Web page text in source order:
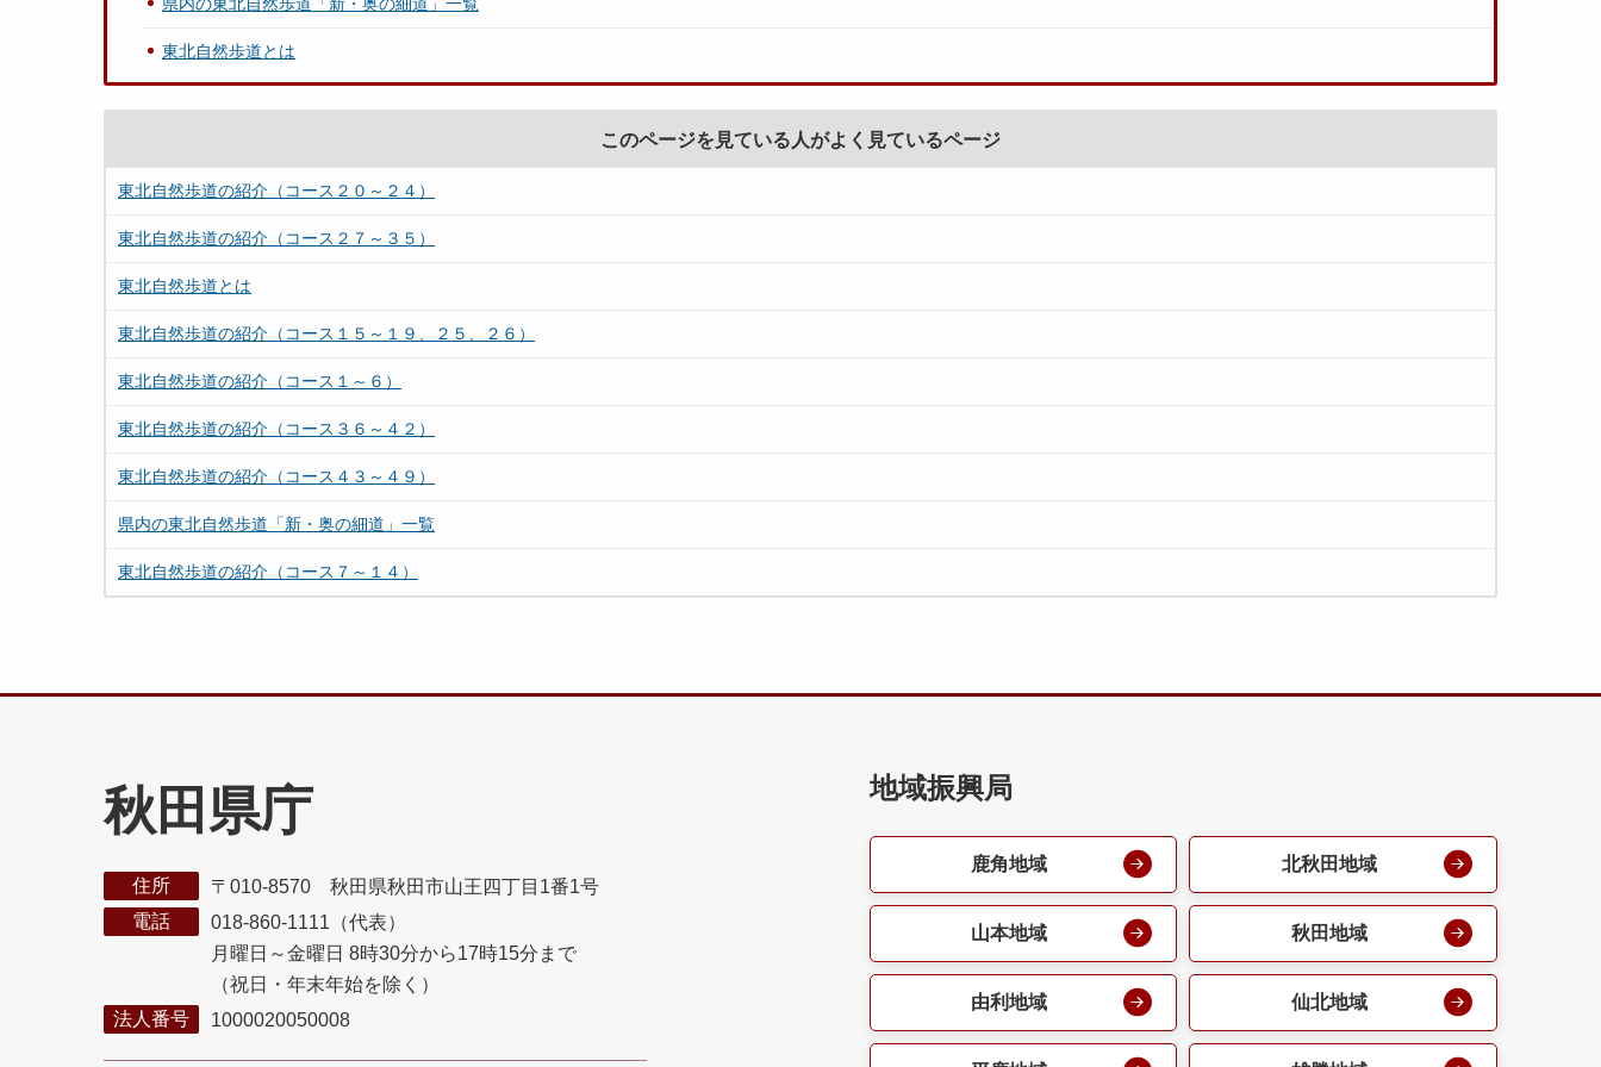
東北自然歩道とは
このページを見ている人がよく見ているページ
東北自然歩道の紹介（コース２０～２４）
東北自然歩道の紹介（コース２７～３５）
東北自然歩道とは
東北自然歩道の紹介（コース１５～１９、２５、２６）
東北自然歩道の紹介（コース１～６）
東北自然歩道の紹介（コース３６～４２）
東北自然歩道の紹介（コース４３～４９）
県内の東北自然歩道「新・奥の細道」一覧
東北自然歩道の紹介（コース７～１４）
秋田県庁
住所
〒010-8570 秋田県秋田市山王四丁目1番1号
電話
018-860-1111（代表）
月曜日～金曜日 8時30分から17時15分まで
（祝日・年末年始を除く）
法人番号
1000020050008
地域振興局
鹿角地域 北秋田地域
山本地域 秋田地域
由利地域 仙北地域